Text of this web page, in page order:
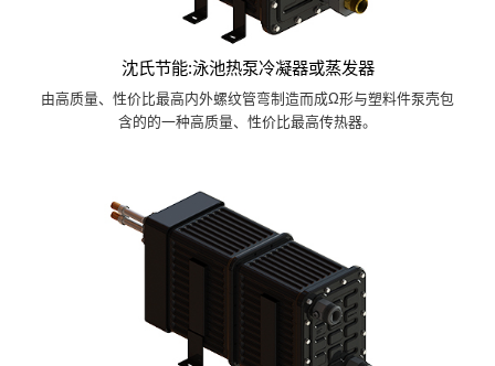
沈氏节能:泳池热泵冷凝器或蒸发器
由高质量、性价比最高内外螺纹管弯制造而成Ω形与塑料件泵壳包
含的的一种高质量、性价比最高传热器。